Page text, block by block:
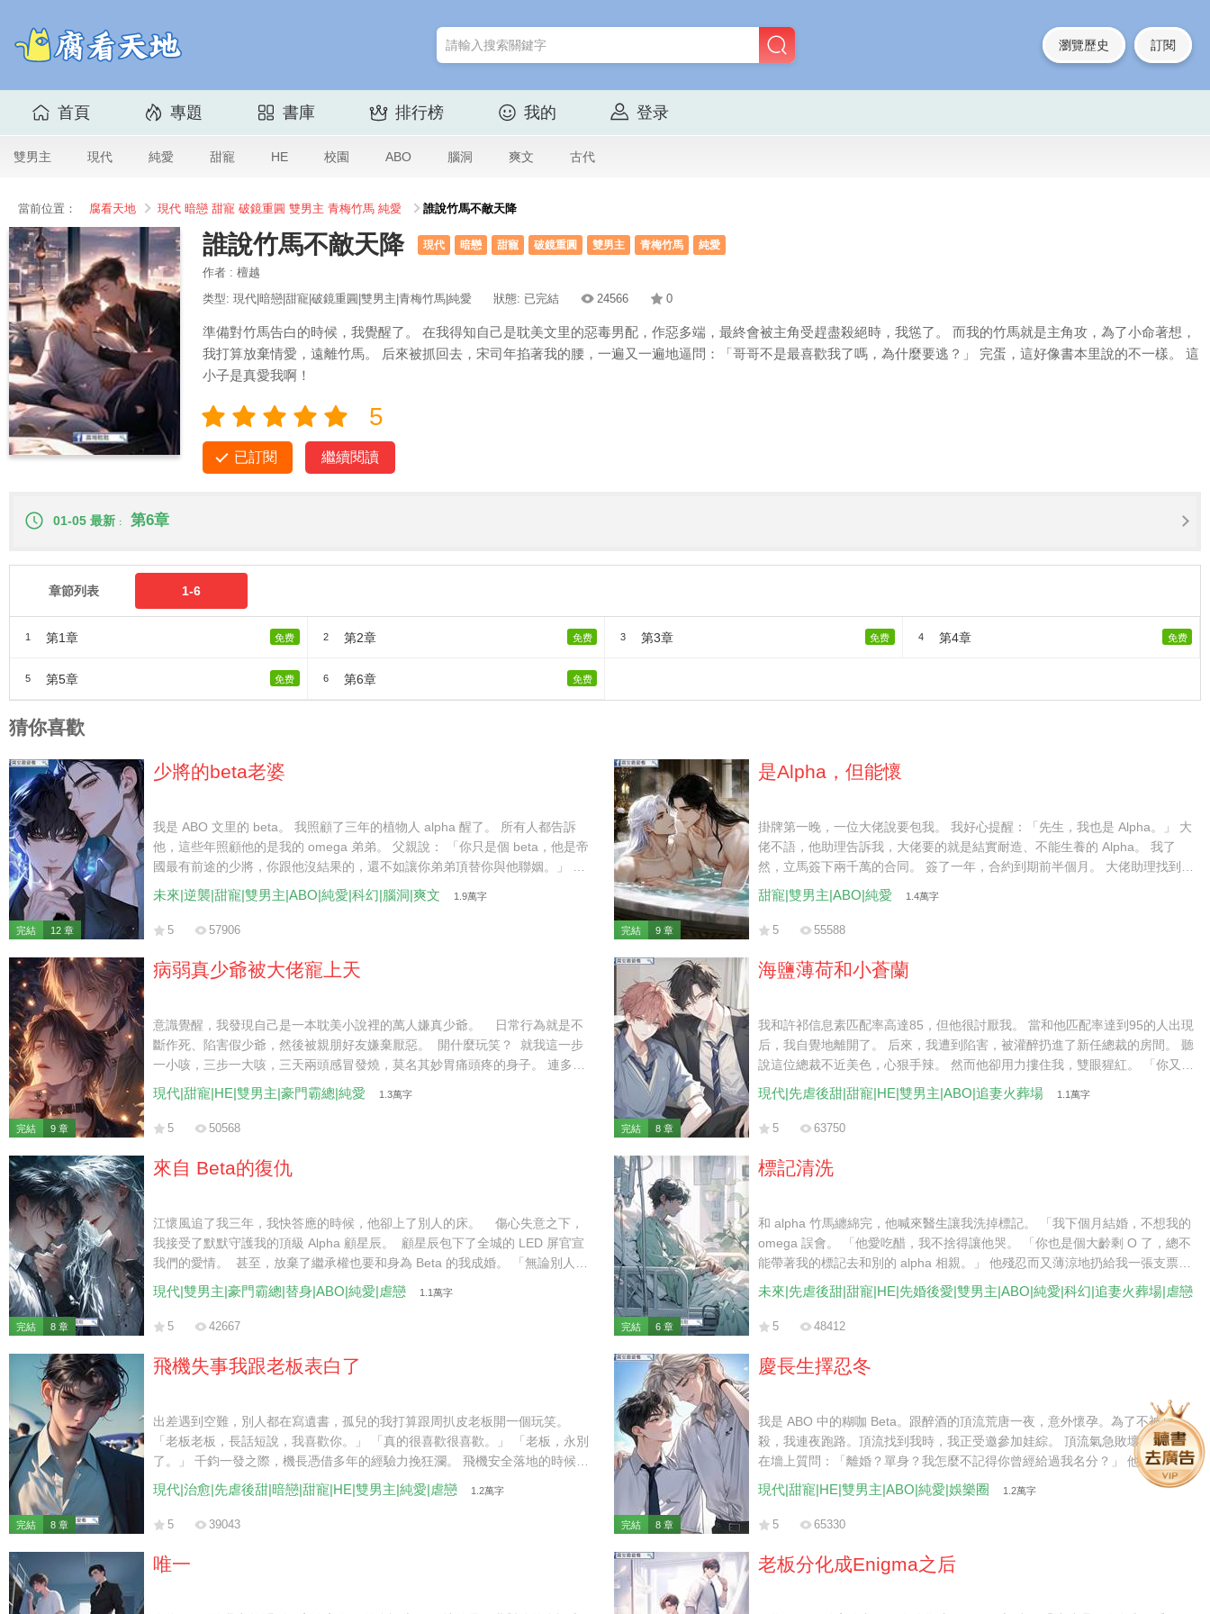
瀏覽歷史 訂閱
首頁 專題 書庫 排行榜 我的 登录
雙男主 現代 純愛 甜寵 HE 校園 ABO 腦洞 爽文 古代
當前位置： 腐看天地 現代 暗戀 甜寵 破鏡重圓 雙男主 青梅竹馬 純愛 誰說竹馬不敵天降
誰說竹馬不敵天降 現代 暗戀 甜寵 破鏡重圓 雙男主 青梅竹馬 純愛
作者 : 檀越
类型: 現代|暗戀|甜寵|破鏡重圓|雙男主|青梅竹馬|純愛 狀態: 已完結 24566 0
準備對竹馬告白的時候，我覺醒了。 在我得知自己是耽美文里的惡毒男配，作惡多端，最終會被主角受趕盡殺絕時，我慫了。 而我的竹馬就是主角攻，為了小命著想，
我打算放棄情愛，遠離竹馬。 后來被抓回去，宋司年掐著我的腰，一遍又一遍地逼問：「哥哥不是最喜歡我了嗎，為什麼要逃？」 完蛋，這好像書本里說的不一樣。 這
小子是真愛我啊！
5
已訂閱 繼續閱讀
01-05 最新 第6章
章節列表 1-6
1 第1章 免费 2 第2章 免费 3 第3章 免费 4 第4章 免费
5 第5章 免费 6 第6章 免费
猜你喜歡
完結 12 章
少將的beta老婆
我是 ABO 文里的 beta。 我照顧了三年的植物人 alpha 醒了。 所有人都告訴
他，這些年照顧他的是我的 omega 弟弟。 父親說： 「你只是個 beta，他是帝
國最有前途的少將，你跟他沒結果的，還不如讓你弟弟頂替你與他聯姻。」 我
忍辱負重地離開。 后來，少將卻對我說：「如果是你，我倒挺樂意的。」
未來|逆襲|甜寵|雙男主|ABO|純愛|科幻|腦洞|爽文 1.9萬字
5 57906 完結 9 章
是Alpha，但能懷
掛牌第一晚，一位大佬說要包我。 我好心提醒：「先生，我也是 Alpha。」 大
佬不語，他助理告訴我，大佬要的就是結實耐造、不能生養的 Alpha。 我了
然，立馬簽下兩千萬的合同。 簽了一年，合約到期前半個月。 大佬助理找到
我：「再續兩年。」 我委婉拒絕：「還是不了。」 肚子不爭氣，懷了。
甜寵|雙男主|ABO|純愛 1.4萬字
5 55588
完結 9 章
病弱真少爺被大佬寵上天
意識覺醒，我發現自己是一本耽美小說裡的萬人嫌真少爺。 日常行為就是不
斷作死、陷害假少爺，然後被親朋好友嫌棄厭惡。 開什麼玩笑？ 就我這一步
一小咳，三步一大咳，三天兩頭感冒發燒，莫名其妙胃痛頭疼的身子。 連多動
一下我都嫌費力，更別提去針對人了。 此後我打定主意，躺平任嘲，混吃等
死，只希望能舒舒坦坦度過接下來的日子。 後來，曾經厭惡我的家人都求著我
回家去。 而那位隱藏身份的大佬，熟練地屈膝跪地，手掌撫上我冰涼的腳踝：
現代|甜寵|HE|雙男主|豪門霸總|純愛 1.3萬字
5 50568 完結 8 章
海鹽薄荷和小蒼蘭
我和許祁信息素匹配率高達85，但他很討厭我。 當和他匹配率達到95的人出現
后，我自覺地離開了。 后來，我遭到陷害，被灌醉扔進了新任總裁的房間。 聽
說這位總裁不近美色，心狠手辣。 然而他卻用力摟住我，雙眼猩紅。 「你又想
逃到哪里去？」
現代|先虐後甜|甜寵|HE|雙男主|ABO|追妻火葬場 1.1萬字
5 63750
完結 8 章
來自 Beta的復仇
江懷風追了我三年，我快答應的時候，他卻上了別人的床。 傷心失意之下，
我接受了默默守護我的頂級 Alpha 顧星辰。 顧星辰包下了全城的 LED 屏官宣
我們的愛情。 甚至，放棄了繼承權也要和身為 Beta 的我成婚。 「無論別人怎
麼看你，你都是我心中最珍視的一葉扁舟。」 于是，我決定接受腺體改造，想
為他留下子嗣。 然而，在即將簽訂胚胎移植的協議書時，顧星辰卻失蹤了。 我
找到他時，卻聽到他不屑地跟別人說： 「如果不是因為江懷風，我連看他一
現代|雙男主|豪門霸總|替身|ABO|純愛|虐戀 1.1萬字
5 42667 完結 6 章
標記清洗
和 alpha 竹馬纏綿完，他喊來醫生讓我洗掉標記。 「我下個月結婚，不想我的
omega 誤會。 「他愛吃醋，我不捨得讓他哭。 「你也是個大齡剩 O 了，總不
能帶著我的標記去和別的 alpha 相親。」 他殘忍而又薄涼地扔給我一張支票。
「你跟了我那麼久，我不會委屈了你。 「我結婚那天會給你發請帖，記得來吃
席。」
未來|先虐後甜|甜寵|HE|先婚後愛|雙男主|ABO|純愛|科幻|追妻火葬場|虐戀
5 48412
完結 8 章
飛機失事我跟老板表白了
出差遇到空難，別人都在寫遺書，孤兒的我打算跟周扒皮老板開一個玩笑。
「老板老板，長話短說，我喜歡你。」 「真的很喜歡很喜歡。」 「老板，永別
了。」 千鈞一發之際，機長憑借多年的經驗力挽狂瀾。 飛機安全落地的時候我
還在恍惚。 直到看到被一排黑衣保鏢簇擁的老板血紅著眼睛奔向了我。
現代|治愈|先虐後甜|暗戀|甜寵|HE|雙男主|純愛|虐戀 1.2萬字
5 39043 完結 8 章
慶長生擇忍冬
我是 ABO 中的糊咖 Beta。跟醉酒的頂流荒唐一夜，意外懷孕。為了不被封
殺，我連夜跑路。頂流找到我時，我正受邀參加娃綜。 頂流氣急敗壞地將我抵
在墻上質問：「離婚？單身？我怎麼不記得你曾經給過我名分？」 他的信息素
外泄，擾得工作人員戰戰兢兢。 我輕描淡寫地拂開他的手，抱起年年，淡聲抬
眸：「陸先生，請收斂一點，你讓我的孩子受驚了。」 他氣笑了，好整以暇地
往鏡頭前一坐：「明眼人都看得出來，年年是我們的孩子。」 看著如同一個模
現代|甜寵|HE|雙男主|ABO|純愛|娛樂圈 1.2萬字
5 65330
唯一 老板分化成Enigma之后